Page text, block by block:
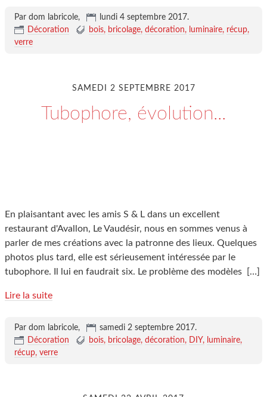
Par dom labricole, lundi 4 septembre 2017.
Décoration
bois bricolage décoration luminaire récup
verre
SAMEDI 2 SEPTEMBRE 2017
Tubophore, évolution...
En plaisantant avec les amis S & L dans un excellent
restaurant d'Avallon, Le Vaudésir, nous en sommes venus à
parler de mes créations avec la patronne des lieux. Quelques
photos plus tard, elle est sérieusement intéressée par le
tubophore. Il lui en faudrait six. Le problème des modèles
[…]
Lire la suite
Par dom labricole, samedi 2 septembre 2017.
Décoration
bois bricolage décoration DIY
luminaire
récup verre